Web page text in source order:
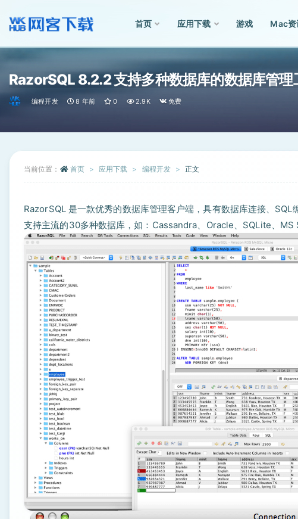
首页 应用下载 游戏 Mac资
RazorSQL 8.2.2 支持多种数据库的数据库管理
编程开发 8 年前 0 2.9K 免费
当前位置： 首页 应用下载 编程开发 正文
RazorSQL 是一款优秀的数据库管理客户端，具有数据库连接、SQL
支持主流的30多种数据库，如：Cassandra、Oracle、SQLite、MS